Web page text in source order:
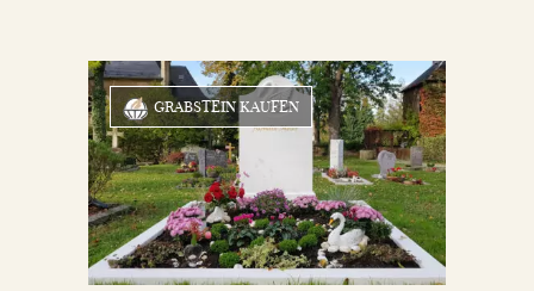
GRABSTEIN KAUFEN